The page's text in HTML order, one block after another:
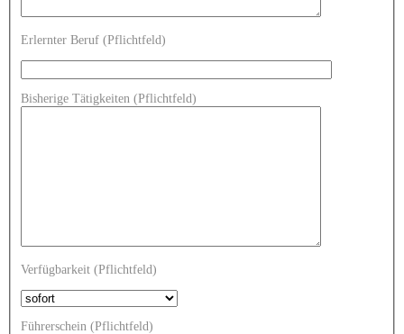
Erlernter Beruf (Pflichtfeld)
Bisherige Tätigkeiten (Pflichtfeld)
Verfügbarkeit (Pflichtfeld)
Führerschein (Pflichtfeld)